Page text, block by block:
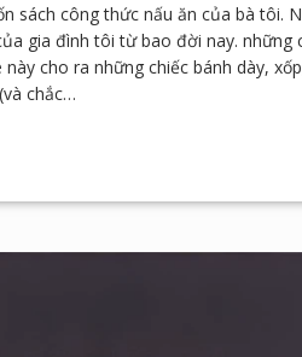
sách công thức nấu ăn của bà tôi.
gia đình tôi từ bao đời nay. những
cho ra những chiếc bánh dày,
chắc…